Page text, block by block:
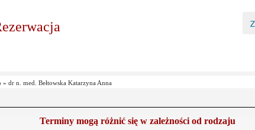
» dr n. med. Bełtowska Katarzyna Anna
Terminy mogą różnić się w zależności od rodzaju